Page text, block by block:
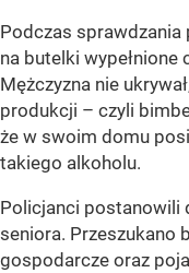
Podczas
na butelki wypełnione
Mężczyzna nie
produkcji – czyli
że w swoim domu
takiego alkoholu.
Policjanci postanowili
seniora. Przeszukano
gospodarcze oraz